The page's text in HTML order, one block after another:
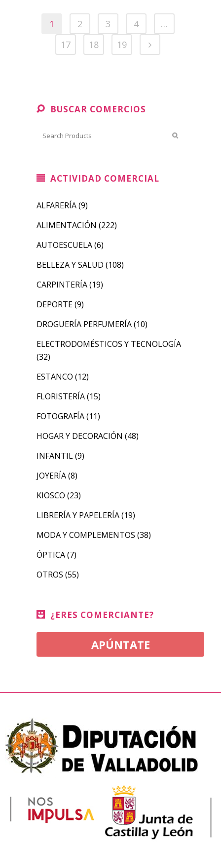
1 2 3 4
…
17
18 19
BUSCAR COMERCIOS
ACTIVIDAD COMERCIAL
ALFARERÍA(9)
ALIMENTACIÓN (222)
AUTOESCUELA(6)
BELLEZA Y SALUD (108)
CARPINTERÍA(19)
DEPORTE(9)
DROGUERÍA PERFUMERÍA(10)
ELECTRODOMÉSTICOS Y TECNOLOGÍA
(32)
ESTANCO (12)
FLORISTERÍA(15)
FOTOGRAFÍA(11)
HOGAR Y DECORACIÓN (48)
INFANTIL(9)
JOYERÍA(8)
KIOSCO (23)
LIBRERÍA Y PAPELERÍA(19)
MODA Y COMPLEMENTOS (38)
ÓPTICA(7)
OTROS (55)
¿ERES COMERCIANTE?
APÚNTATE